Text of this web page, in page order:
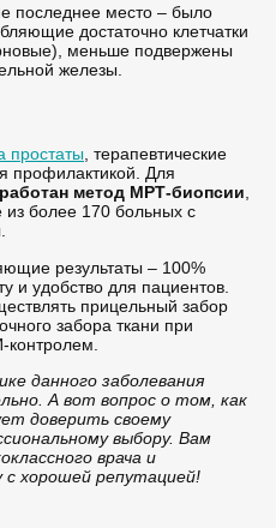
последнее место – было
достаточно клетчатки
меньше подвержены
железы.
простаты , терапевтические
профилактикой. Для
метод МРТ-биопсии
из более 170 больных с
результаты – 100%
и удобство для пациентов.
прицельный забор
забора ткани при
данного заболевания
А вот вопрос о том, как
доверить своему
выбору. Вам
врача и
с хорошей репутацией!